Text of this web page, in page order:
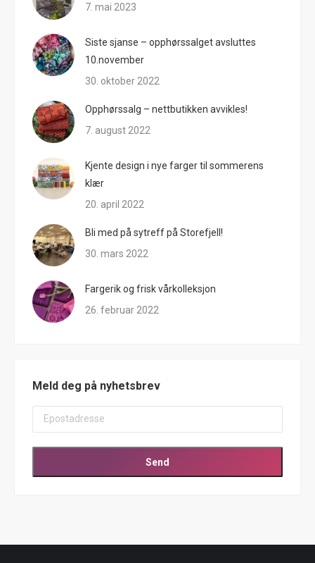
7. mai 2023
Siste sjanse – opphørssalget avsluttes
10.november
30. oktober 2022
Opphørssalg – nettbutikken avvikles!
7. august 2022
Kjente design i nye farger til sommerens
klær
20. april 2022
Bli med på sytreff på Storefjell!
30. mars 2022
Fargerik og frisk vårkolleksjon
26. februar 2022
Meld deg på nyhetsbrev